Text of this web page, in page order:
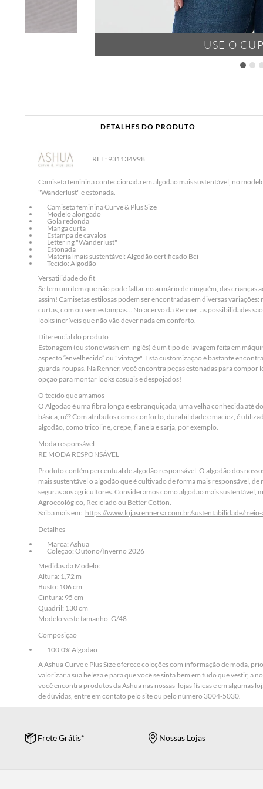
USE O
DETALHES DO PRODUTO
REF: 931134998
Camiseta feminina confeccionada em algodão mais sustentável, no
"Wanderlust" e estonada.
Camiseta feminina Curve & Plus Size
Modelo alongado
Gola redonda
Manga curta
Estampa de cavalos
Lettering "Wanderlust"
Estonada
Material mais sustentável: Algodão certificado Bci
Tecido: Algodão
Versatilidade do fit
Se tem um item que não pode faltar no armário de ninguém, das crianças
assim! Camisetas estilosas podem ser encontradas em diversas
curtas, com ou sem estampas… No acervo da Renner, as possibilidades
looks incríveis que não vão dever nada em conforto.
Diferencial do produto
Estonagem (ou stone wash em inglês) é um tipo de lavagem feita em
aspecto “envelhecido” ou "vintage". Esta customização é bastante
guarda-roupas. Na Renner, você encontra peças estonadas para
opção para montar looks casuais e despojados!
O tecido que amamos
O Algodão é uma fibra longa e esbranquiçada, uma velha conhecida até
básica, né? Com atributos como conforto, durabilidade e maciez, é
algodão, como tricoline, crepe, flanela e sarja, por exemplo.
Moda responsável
RE MODA RESPONSÁVEL
Produto contém percentual de algodão responsável. O algodão dos
mais sustentável o algodão que é cultivado de forma mais responsável,
seguras aos agricultores. Consideramos como algodão mais
Agroecológico, Reciclado ou Better Cotton.
Saiba mais em: https://www.lojasrennersa.com.br/sustentabilidade/
Detalhes
Marca: Ashua
Coleção: Outono/Inverno 2026
Medidas da Modelo:
Altura: 1,72 m
Busto: 106 cm
Cintura: 95 cm
Quadril: 130 cm
Modelo veste tamanho: G/48
Composição
100.0% Algodão
A Ashua Curve e Plus Size oferece coleções com informação de moda,
valorizar a sua beleza e para que você se sinta bem em tudo que vestir, a
você encontra produtos da Ashua nas nossas lojas físicas e em algumas
de dúvidas, entre em contato pelo site ou pelo número 3004-5030.
Frete Grátis* Nossas Lojas